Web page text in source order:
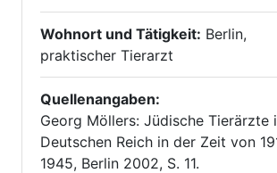
Wohnort und Tätigkeit: Berlin,
praktischer Tierarzt
Quellenangaben:
Georg Möllers: Jüdische Tierärzte
Deutschen Reich in der Zeit von
1945, Berlin 2002, S. 11.